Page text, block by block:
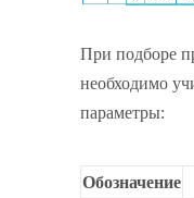
При подборе
необходимо
параметры:
Обозначение